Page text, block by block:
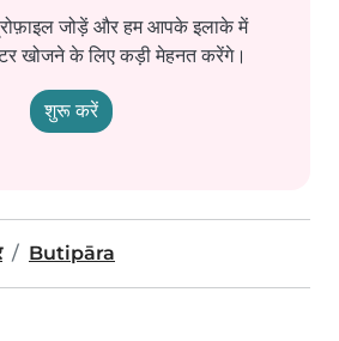
जोड़ें और हम आपके इलाके में
खोजने के लिए कड़ी मेहनत करेंगे।
शुरू करें
Butipāra